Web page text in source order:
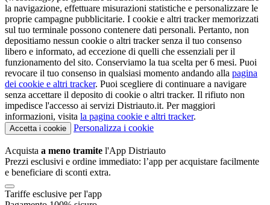
la navigazione, effettuare misurazioni statistiche e personalizzare le
proprie campagne pubblicitarie. I cookie e altri tracker memorizzati
sul tuo terminale possono contenere dati personali. Pertanto, non
depositiamo nessun cookie o altri tracker senza il tuo consenso
libero e informato, ad eccezione di quelli che essenziali per il
funzionamento del sito. Conserviamo la tua scelta per 6 mesi. Puoi
revocare il tuo consenso in qualsiasi momento andando alla pagina
dei cookie e altri tracker. Puoi scegliere di continuare a navigare
senza accettare il deposito di cookie o altri tracker. Il rifiuto non
impedisce l'accesso ai servizi Distriauto.it. Per maggiori
informazioni, visita la pagina cookie e altri tracker.
Accetta i cookie Personalizza i cookie
Acquista a meno tramite l'App Distriauto
Prezzi esclusivi e ordine immediato: l’app per acquistare facilmente
e beneficiare di sconti extra.
Tariffe esclusive per l'app